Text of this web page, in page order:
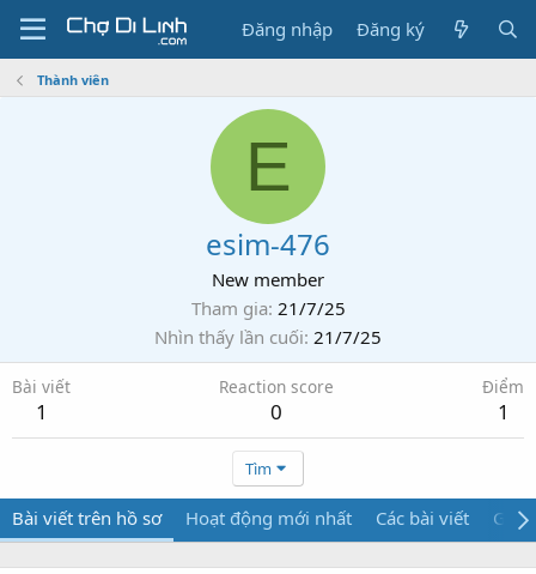
Đăng nhập Đăng ký
Thành viên
E
esim-476
New member
Tham gia 21/7/25
Nhìn thấy lần cuối 21/7/25
Bài viết
1
Reaction score
0
Điểm
1
Tìm
Bài viết trên hồ sơ Hoạt động mới nhất Các bài viết Giới